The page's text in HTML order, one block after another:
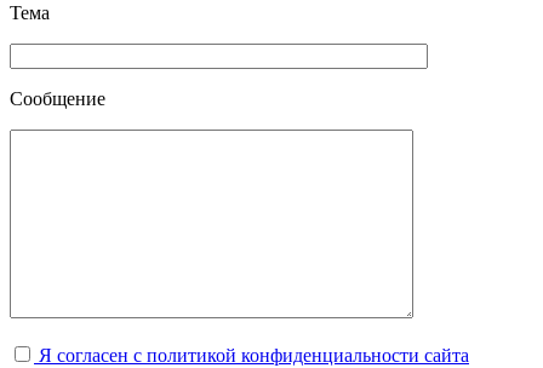
Тема
Сообщение
Я согласен с политикой конфиденциальности сайта